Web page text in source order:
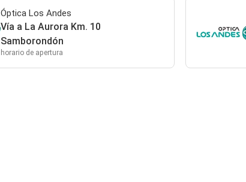
Óptica Los Andes
Vía a La Aurora Km. 10
Samborondón
horario de apertura